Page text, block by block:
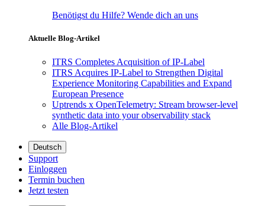
Benötigst du Hilfe? Wende dich an uns
Aktuelle Blog-Artikel
ITRS Completes Acquisition of IP-Label
ITRS Acquires IP-Label to Strengthen Digital
Experience Monitoring Capabilities and Expand
European Presence
Uptrends x OpenTelemetry: Stream browser-level
synthetic data into your observability stack
Alle Blog-Artikel
Deutsch
Support
Einloggen
Termin buchen
Jetzt testen